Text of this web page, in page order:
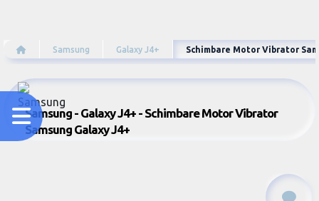
Samsung Galaxy J4+ Schimbare Motor Vibrator
Samsung - Galaxy J4+ - Schimbare Motor Vibrator
Samsung Galaxy J4+